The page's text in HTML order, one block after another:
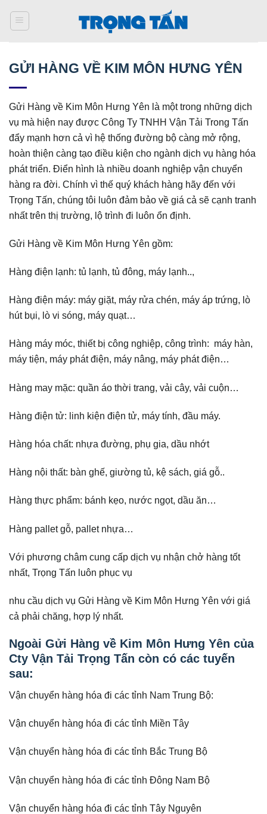
qua
GỬI HÀNG VỀ KIM MÔN HƯNG YÊN
Gửi Hàng về Kim Môn Hưng Yên là một trong những dịch
vụ mà hiện nay được Công Ty TNHH Vận Tải Trong Tấn
đẩy mạnh hơn cả vì hệ thống đường bộ càng mở rộng,
hoàn thiện càng tạo điều kiện cho ngành dịch vụ hàng hóa
phát triển. Điển hình là nhiều doanh nghiệp vận chuyển
hàng ra đời. Chính vì thế quý khách hàng hãy đến với
Trọng Tấn, chúng tôi luôn đảm bảo về giá cả sẽ cạnh tranh
nhất trên thị trường, lộ trình đi luôn ổn định.
Gửi Hàng về Kim Môn Hưng Yên gồm:
Hàng điện lạnh: tủ lạnh, tủ đông, máy lạnh..,
Hàng điện máy: máy giặt, máy rửa chén, máy áp trứng, lò
hút bụi, lò vi sóng, máy quạt…
Hàng máy móc, thiết bị công nghiệp, công trình: máy hàn,
máy tiện, máy phát điện, máy nâng, máy phát điện…
Hàng may mặc: quần áo thời trang, vải cây, vải cuộn…
Hàng điện tử: linh kiện điện tử, máy tính, đầu máy.
Hàng hóa chất: nhựa đường, phụ gia, dầu nhớt
Hàng nội thất: bàn ghế, giường tủ, kệ sách, giá gỗ..
Hàng thực phẩm: bánh kẹo, nước ngọt, dầu ăn…
Hàng pallet gỗ, pallet nhựa…
Với phương châm cung cấp dịch vụ nhận chở hàng tốt
nhất, Trọng Tấn luôn phục vụ
nhu cầu dịch vụ Gửi Hàng về Kim Môn Hưng Yên với giá
cả phải chăng, hợp lý nhất.
Ngoài Gửi Hàng về Kim Môn Hưng Yên của
Cty Vận Tải Trọng Tấn còn có các tuyến
sau:
Vận chuyển hàng hóa đi các tỉnh Nam Trung Bộ:
Vận chuyển hàng hóa đi các tỉnh Miền Tây
Vận chuyển hàng hóa đi các tỉnh Bắc Trung Bộ
Vận chuyển hàng hóa đi các tỉnh Đông Nam Bộ
Vận chuyển hàng hóa đi các tỉnh Tây Nguyên